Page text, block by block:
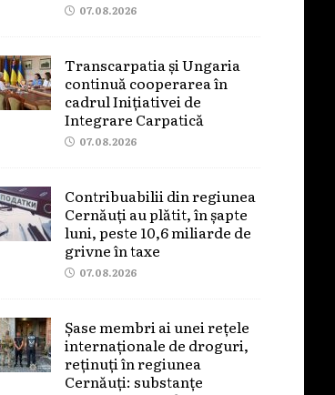
07.08.2026
Transcarpatia și Ungaria
continuă cooperarea în
cadrul Inițiativei de
Integrare Carpatică
07.08.2026
Contribuabilii din regiunea
Cernăuți au plătit, în șapte
luni, peste 10,6 miliarde de
grivne în taxe
07.08.2026
Șase membri ai unei rețele
internaționale de droguri,
reținuți în regiunea
Cernăuți: substanțe